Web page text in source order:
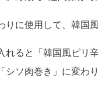
。冷蔵で2週間保存可